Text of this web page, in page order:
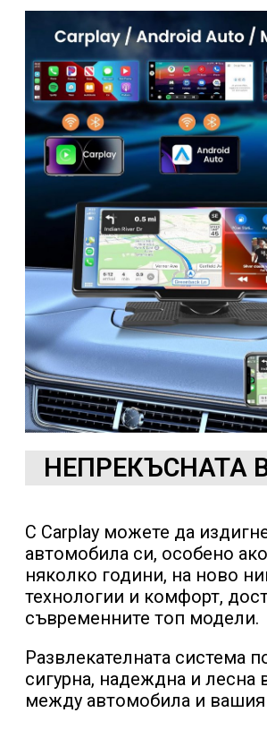
НЕПРЕКЪСНАТА
С Carplay можете да
автомобила си, особено
няколко години, на ново
технологии и комфорт,
съвременните топ модели.
Развлекателната система
сигурна, надеждна и лесна
между автомобила и